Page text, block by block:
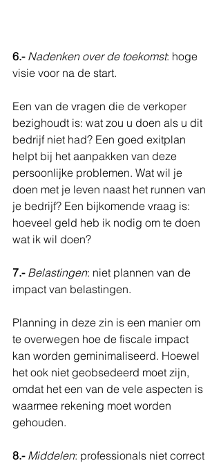
6.- Nadenken over de toekomst: hoge
visie voor na de start.
Een van de vragen die de verkoper
bezighoudt is: wat zou u doen als u dit
bedrijf niet had? Een goed exitplan
helpt bij het aanpakken van deze
persoonlijke problemen. Wat wil je
doen met je leven naast het runnen van
je bedrijf? Een bijkomende vraag is:
hoeveel geld heb ik nodig om te doen
wat ik wil doen?
7.- Belastingen: niet plannen van de
impact van belastingen.
Planning in deze zin is een manier om
te overwegen hoe de fiscale impact
kan worden geminimaliseerd. Hoewel
het ook niet geobsedeerd moet zijn,
omdat het een van de vele aspecten is
waarmee rekening moet worden
gehouden.
8.- Middelen: professionals niet correct